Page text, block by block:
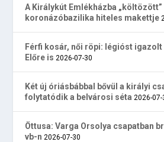
A Királykút Emlékházba
koronázóbazilika hiteles makettje
Férfi kosár, női röpi: légióst igazolt
Előre is 2026-07-30
Két új óriásbábbal bővül a királyi
folytatódik a belvárosi séta 2026-07-
Öttusa: Varga Orsolya csapatban
vb-n 2026-07-30